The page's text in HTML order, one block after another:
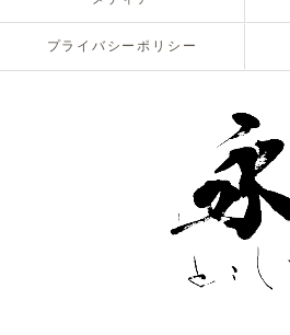
プライバシーポリシー